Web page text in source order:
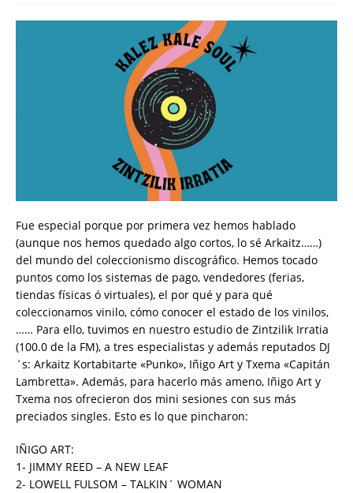
Fue especial porque por primera vez hemos hablado
(aunque nos hemos quedado algo cortos, lo sé Arkaitz……)
del mundo del coleccionismo discográfico. Hemos tocado
puntos como los sistemas de pago, vendedores (ferias,
tiendas físicas ó virtuales), el por qué y para qué
coleccionamos vinilo, cómo conocer el estado de los vinilos,
…… Para ello, tuvimos en nuestro estudio de Zintzilik Irratia
(100.0 de la FM), a tres especialistas y además reputados DJ
´s: Arkaitz Kortabitarte «Punko», Iñigo Art y Txema «Capitán
Lambretta». Además, para hacerlo más ameno, Iñigo Art y
Txema nos ofrecieron dos mini sesiones con sus más
preciados singles. Esto es lo que pincharon:
IÑIGO ART:
1- JIMMY REED – A NEW LEAF
2- LOWELL FULSOM – TALKIN´ WOMAN